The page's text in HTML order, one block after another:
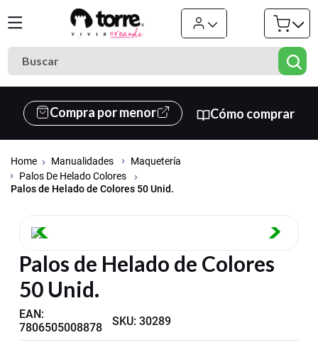
Buscar
Compra por menor Cómo comprar
Manualidades
Maquetería
Palos De Helado Colores
Palos de Helado de Colores 50 Unid.
Palos de Helado de Colores
50 Unid.
EAN:
7806505008878
SKU:30289
Términos más buscados
1. cuaderno
3 cuadernos
4 . goma eva
7. harry potter
8. carpetas
9.